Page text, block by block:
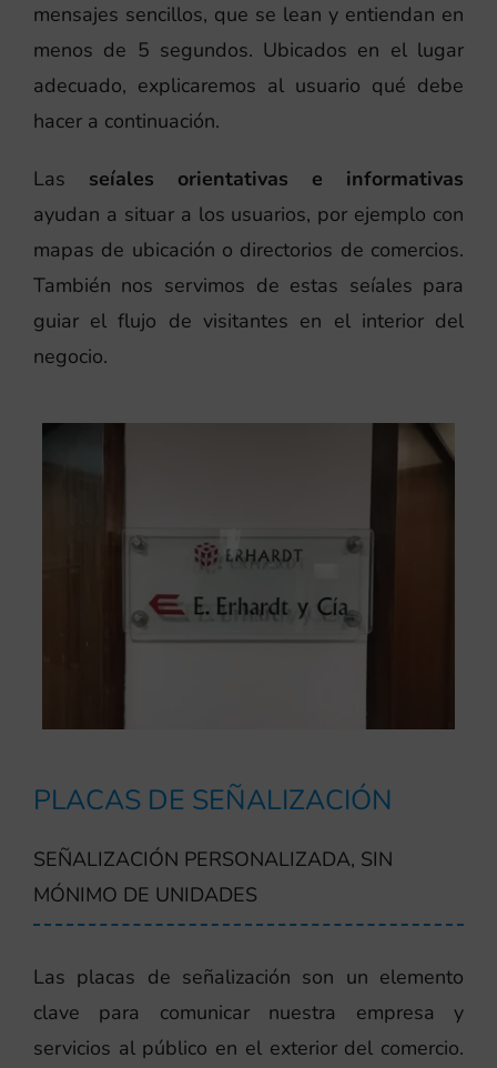
mensajes sencillos, que se lean y entiendan en
menos de 5 segundos. Ubicados en el lugar
adecuado, explicaremos al usuario qué debe
hacer a continuación.
Las seíales orientativas e informativas
ayudan a situar a los usuarios, por ejemplo con
mapas de ubicación o directorios de comercios.
También nos servimos de estas seíales para
guiar el flujo de visitantes en el interior del
negocio.
PLACAS DE SEÑALIZACIÓN
SEÑALIZACIÓN PERSONALIZADA, SIN
MÓNIMO DE UNIDADES
Las placas de señalización son un elemento
clave para comunicar nuestra empresa y
servicios al público en el exterior del comercio.